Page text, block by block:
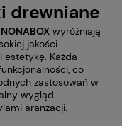
drewniane
NONABOXwyróżniają
jakości
estetykę. Każda
co
zastosowań w
wygląd
aranżacji.